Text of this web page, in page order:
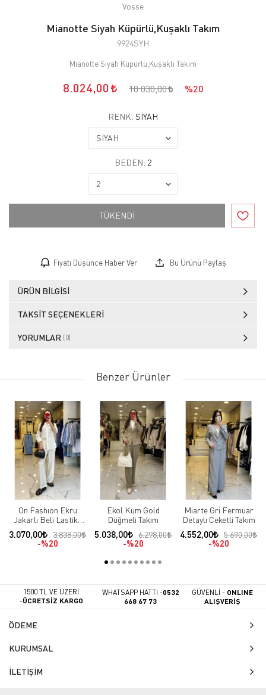
Vosse
Mianotte Siyah Küpürlü,Kuşaklı Takım
9924SYH
Mianotte Siyah Küpürlü,Kuşaklı Takım
8.024,00 10.030,00 %20
RENK: SİYAH
BEDEN: 2
TÜKENDİ
Fiyatı Düşünce Haber Ver Bu Ürünü Paylaş
ÜRÜN BILGISI
TAKSIT SEÇENEKLERI
YORUMLAR (0)
Benzer Ürünler
On Fashıon Ekru
Jakarlı Beli Lastikli
Takım
3.070,00
3.838,00
%20
Ekol Kum Gold
Düğmeli Takım
5.038,00
6.298,00
%20
Miarte Gri Fermuar
Detaylı Ceketli Takım
4.552,00
5.690,00
%20
1500 TL VE ÜZERİ
-ÜCRETSİZ KARGO
WHATSAPP HATTI -0532
668 67 73
GÜVENLİ - ONLINE
ALIŞVERİŞ
ÖDEME
KURUMSAL
İLETİŞİM